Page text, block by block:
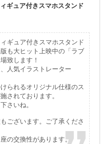
ギュア付きスマホスタンド
ギュア付きスマホスタンド
も大ヒット上映中の「ラブ
致します！
人気イラストレーター
られるオリジナル仕様のス
されております。
さいね。
ございます。ご了承くださ
の交換性があります。